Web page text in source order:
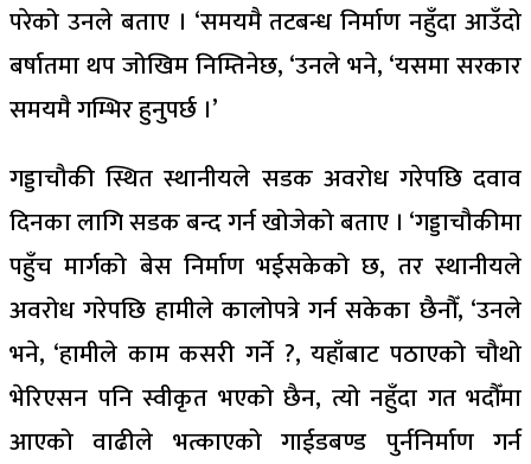
परेको उनले बताए । ‘समयमै तटबन्ध निर्माण नहुँदा आउँदो
बर्षातमा थप जोखिम निम्तिनेछ, ‘उनले भने, ‘यसमा सरकार
समयमै गम्भिर हुनुपर्छ ।’
गड्डाचौकी स्थित स्थानीयले सडक अवरोध गरेपछि दवाव
दिनका लागि सडक बन्द गर्न खोजेको बताए । ‘गड्डाचौकीमा
पहुँच मार्गको बेस निर्माण भईसकेको छ, तर स्थानीयले
अवरोध गरेपछि हामीले कालोपत्रे गर्न सकेका छैनौँ, ‘उनले
भने, ‘हामीले काम कसरी गर्ने ?, यहाँबाट पठाएको चौथो
भेरिएसन पनि स्वीकृत भएको छैन, त्यो नहुँदा गत भदौँमा
आएको वाढीले भत्काएको गाईडबण्ड पुर्ननिर्माण गर्न